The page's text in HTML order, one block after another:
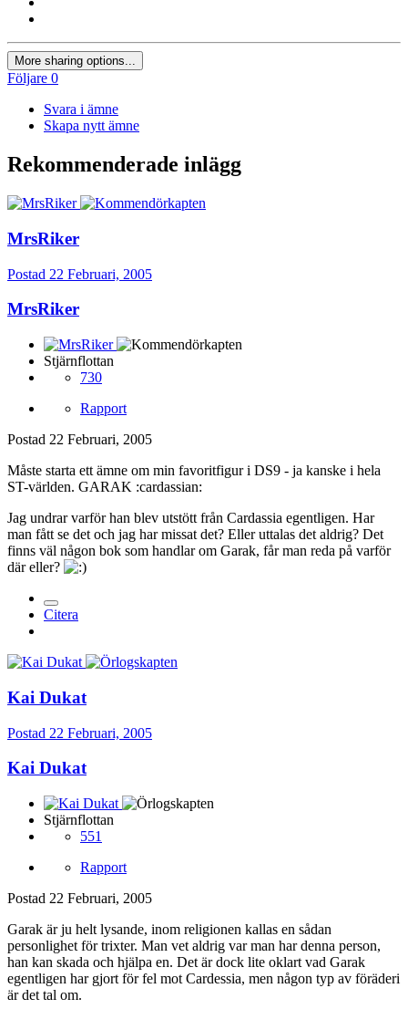
More sharing options...
Följare 0
Svara i ämne
Skapa nytt ämne
Rekommenderade inlägg
MrsRiker
Postad 22 Februari, 2005
MrsRiker
Stjärnflottan
730
Rapport
Postad 22 Februari, 2005
Måste starta ett ämne om min favoritfigur i DS9 - ja kanske i hela
ST-världen. GARAK :cardassian:
Jag undrar varför han blev utstött från Cardassia egentligen. Har
man fått se det och jag har missat det? Eller uttalas det aldrig? Det
finns väl någon bok som handlar om Garak, får man reda på varför
där eller?
Citera
Kai Dukat
Postad 22 Februari, 2005
Kai Dukat
Stjärnflottan
551
Rapport
Postad 22 Februari, 2005
Garak är ju helt lysande, inom religionen kallas en sådan
personlighet för trixter. Man vet aldrig var man har denna person,
han kan skada och hjälpa en. Det är dock lite oklart vad Garak
egentligen har gjort för fel mot Cardessia, men någon typ av föräderi
är det tal om.